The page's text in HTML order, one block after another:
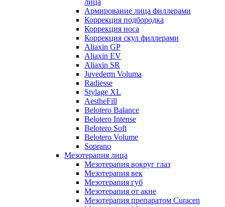
лица
Армирование лица филлерами
Коррекция подбородка
Коррекция носа
Коррекция скул филлерами
Aliaxin GP
Aliaxin EV
Aliaxin SR
Juvederm Voluma
Radiesse
Stylage XL
AestheFill
Belotero Balance
Belotero Intense
Belotero Soft
Belotero Volume
Soprano
Мезотерапия лица
Мезотерапия вокруг глаз
Мезотерапия век
Мезотерапия губ
Мезотерапия от акне
Мезотерапия препаратом Curacen